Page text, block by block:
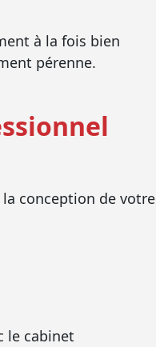
à la fois bien
pérenne.
conception de votre
le cabinet